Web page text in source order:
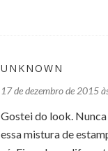
UNKNOWN
17 de dezembro de 2015
Gostei do look.
essa mistura de